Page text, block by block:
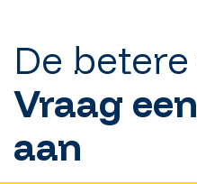
De
Vraag
aan